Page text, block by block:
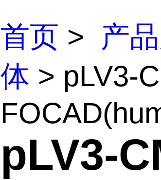
首页 > 产
体 > pLV3-
pLV3-